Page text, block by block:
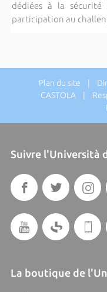
dédiées à la
participation au
Plan du site |
CASTOLA |
Suivre l'Università
La boutique de